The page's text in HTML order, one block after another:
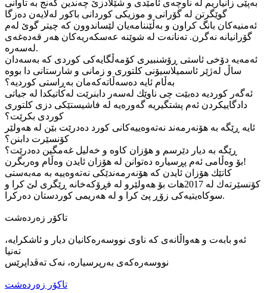
به‌پێی زانیاریم له‌ ناوچه‌ی ئامێدی و شێلادزێ چه‌ندین گه‌نج به‌ تاوانی
گوێگرتن له‌ گۆرانی و موزیكی كوردانی باكور له‌لایه‌ن ده‌زگا
ئه‌منیه‌كان بانگ كراون و به‌ڵێننامه‌یان لێساندوون كه‌ چیتر گوێ له‌م
گۆرانیانه‌ نه‌گرن. ته‌نانه‌ت له‌ شوێنه‌ عه‌سكه‌ریه‌كان هه‌ر قه‌ده‌غه‌ی
له‌سه‌ره‌.
ئه‌مه‌یه‌ دۆخی ئاستی ڕۆشنبیری كۆمه‌ڵگایه‌كی كوردی كه‌ به‌سه‌دان
ساڵ له‌ژێر ئاسمیلاسیۆنی كلتوری و زمانی و شارستانی دا بووه
به‌ڵام ئایه‌ ده‌سه‌ڵاته‌كه‌مان به‌ڕاستی كوردیه‌؟
ئه‌گه‌ر كوردیه‌ ده‌بێت چی ناوێك له‌سه‌ر دابنرێت له‌كاتیكدا له‌ جیاتی
دادگاییكردن ئه‌م پشتگیریه‌ گه‌وره‌یه‌ له‌ فاشیستێكی دزی كلتوری
كوردی بكرێت؟
ئایه‌ ڕێگه‌ به‌ هۆنه‌رمه‌ند نه‌ته‌وه‌ییه‌كانی كورد ده‌درێت بێن له‌ هه‌ولێر
كۆنسێرت دابنن؟
ڕێگه‌ به‌ دیار دێرسم و هۆزان كاوه‌ و خه‌لیل غه‌مگین ده‌درێت؟
بۆ وه‌ڵامی ئه‌م پڕسیاره‌ ده‌توانن له‌ هۆزان ئایدن وه‌ڵام وه‌ربگرن!
كاتێك هۆزان ئایدن كه‌ هۆنه‌رمه‌ندێكی نه‌ته‌وه‌ییه‌ به‌ مه‌به‌ستی
كۆنسێرته‌ك له‌ 2017هات بۆ هه‌ولێرو له‌ فڕۆكه‌خانه‌ ڕێگری لێ كرا و
سوكاه‌یتیه‌كی زۆڕ پێ كرا و له‌ هه‌ریمی كوردستان ده‌ركرا.
تاكۆر زه‌رده‌شت
ئەو بابەت و هەواڵانەی کە ناوی نووسەرەکانیان دیار و ئاشکرایە،
تەنیا
نووسەرەکەی بەرپرسیارە، نەک تەڤداپرێس
تاكۆر زه‌رده‌شت